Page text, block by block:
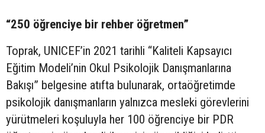
“250 öğrenciye bir rehber öğretmen”
Toprak, UNICEF’in 2021 tarihli “Kaliteli Kapsayıcı
Eğitim Modeli’nin Okul Psikolojik Danışmanlarına
Bakışı” belgesine atıfta bulunarak, ortaöğretimde
psikolojik danışmanların yalnızca mesleki görevlerini
yürütmeleri koşuluyla her 100 öğrenciye bir PDR